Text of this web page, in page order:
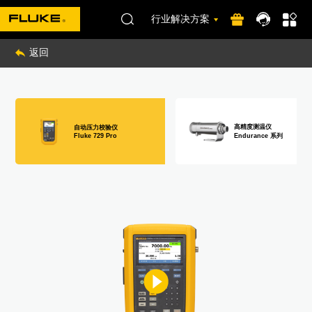
行业解决方案
返回
自动压力校验仪
Fluke 729 Pro
高精度测温仪
Endurance 系列